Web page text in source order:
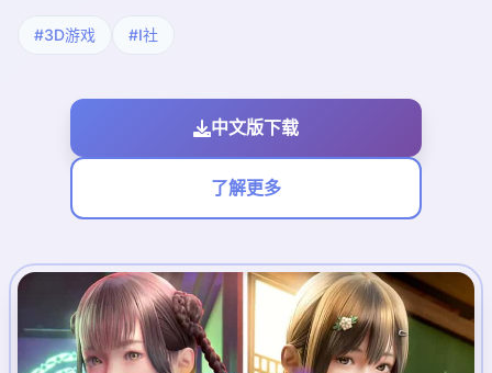
#3D游戏 #I社
中文版下载
了解更多